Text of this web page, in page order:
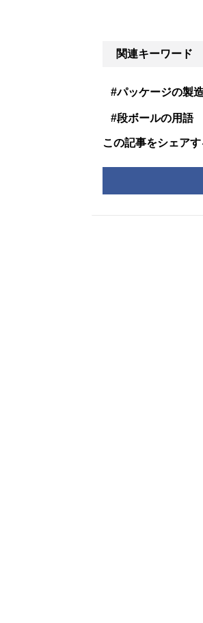
関連キーワード
#パッケージの製
#段ボールの用語
この記事をシェアす